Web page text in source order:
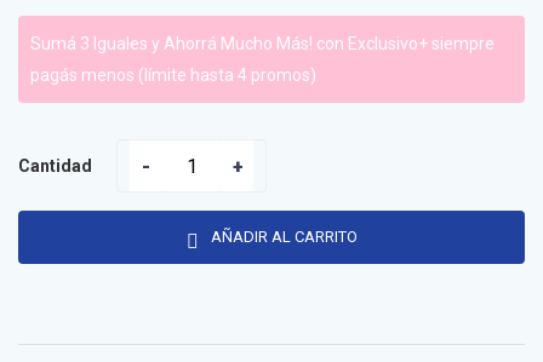
Sumá 3 Iguales y Ahorrá Mucho Más! con Exclusivo+ siempre
pagás menos (límite hasta 4 promos)
Cantidad
AÑADIR AL CARRITO